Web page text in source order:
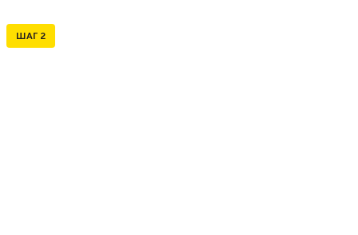
ШАГ 2